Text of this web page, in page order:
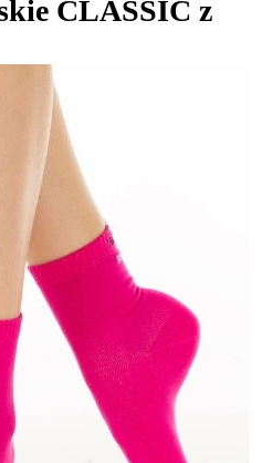
CLASSIC z